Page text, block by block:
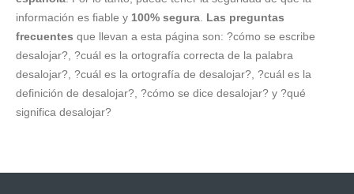
información es fiable y 100% segura Las preguntas
frecuentes que llevan a esta página son: ?cómo se escribe
desalojar?, ?cuál es la ortografía correcta de la palabra
desalojar?, ?cuál es la ortografía de desalojar?, ?cuál es la
definición de desalojar?, ?cómo se dice desalojar? y ?qué
significa desalojar?